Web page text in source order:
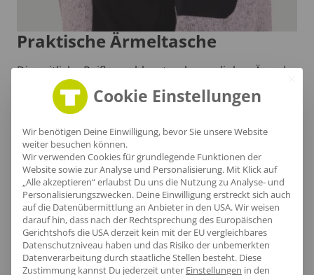
Praktische Ärmeltasche
Die seitliche Reißverschlusstasche am linken Ärmel
bietet nicht nur sicheren Platz für kleine Essentials,
sondern ergänzt auch das sportliche Design der
Strickfleecejacke und sorgt für eine perfekte
Passform.
Cookie Einstellungen
Wir benötigen Deine Einwilligung, bevor Sie unsere Website
weiter besuchen können.
Wir verwenden Cookies für grundlegende Funktionen der
Website sowie zur Analyse und Personalisierung. Mit Klick auf
„Alle akzeptieren“ erlaubst Du uns die Nutzung zu Analyse- und
Personalisierungszwecken. Deine Einwilligung erstreckt sich auch
auf die Datenübermittlung an Anbieter in den USA. Wir weisen
darauf hin, dass nach der Rechtsprechung des Europäischen
Gerichtshofs die USA derzeit kein mit der EU vergleichbares
Datenschutzniveau haben und das Risiko der unbemerkten
Datenverarbeitung durch staatliche Stellen besteht. Diese
Zustimmung kannst Du jederzeit unter Einstellungen in den